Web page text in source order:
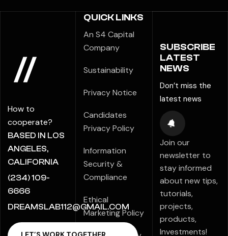
How to
cooperate?
BASED IN LOS
ANGELES,
CALIFORNIA
(234) 109-
6666
DREAMSLAB112@GMAIL.COM
QUICK LINKS
An S4 Capital
Company
Sustainability
Privacy Notice
Candidates
Privacy Policy
Information
Security &
Compliance
Ethical
Marketing Policy
SUBSCRIBE
LATEST
NEWS
Don’t miss the
latest news
Join our
newsletter to
stay informed
about new tips,
tutorials,
projects,
products,
Investments!